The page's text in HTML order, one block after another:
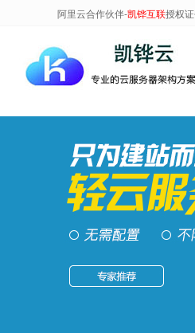
阿里云合作伙伴-凯铧互联授权